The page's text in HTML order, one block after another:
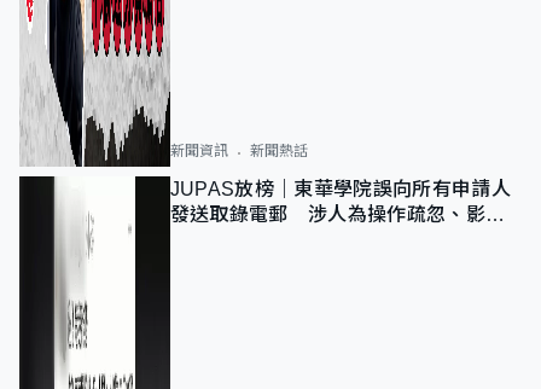
新聞資訊 新聞熱話
JUPAS放榜｜東華學院誤向所有申請人
發送取錄電郵 涉人為操作疏忽、影響